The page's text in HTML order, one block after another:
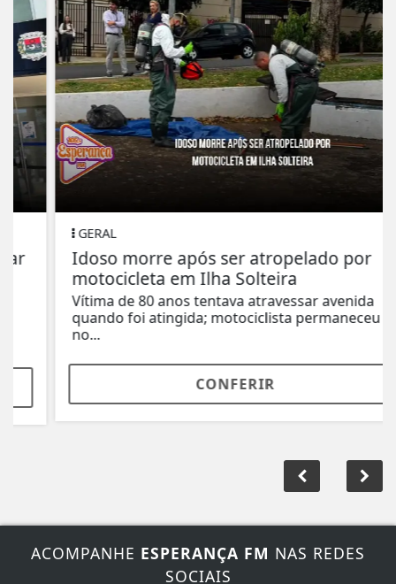
GERAL
Idoso morre após ser atropelado por
motocicleta em Ilha Solteira
Vítima de 80 anos tentava atravessar avenida
quando foi atingida; motociclista permaneceu
CONFERIR
ACOMPANHE ESPERANÇA FM NAS REDES
SOCIAIS